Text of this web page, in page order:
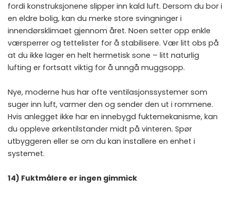
fordi konstruksjonene slipper inn kald luft. Dersom du bor i
en eldre bolig, kan du merke store svingninger i
innendørsklimaet gjennom året. Noen setter opp enkle
værsperrer og tettelister for å stabilisere. Vær litt obs på
at du ikke lager en helt hermetisk sone – litt naturlig
lufting er fortsatt viktig for å unngå muggsopp.
Nye, moderne hus har ofte ventilasjonssystemer som
suger inn luft, varmer den og sender den ut i rommene.
Hvis anlegget ikke har en innebygd fuktemekanisme, kan
du oppleve ørkentilstander midt på vinteren. Spør
utbyggeren eller se om du kan installere en enhet i
systemet.
14) Fuktmålere er ingen gimmick